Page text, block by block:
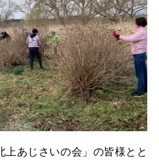
LINK
問い合わせ
CONTACT
会員専用
ONLY
上あじさいの会」の皆様とと